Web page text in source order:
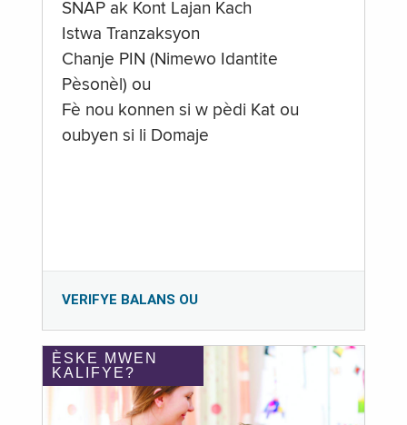
SNAP ak Kont Lajan Kach
Istwa Tranzaksyon
Chanje PIN (Nimewo Idantite
Pèsonèl) ou
Fè nou konnen si w pèdi Kat ou
oubyen si li Domaje
VERIFYE BALANS OU
ÈSKE MWEN
KALIFYE?